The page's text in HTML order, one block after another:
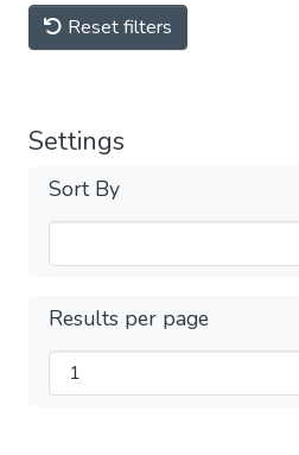
Reset filters
Settings
Sort By
Results per page